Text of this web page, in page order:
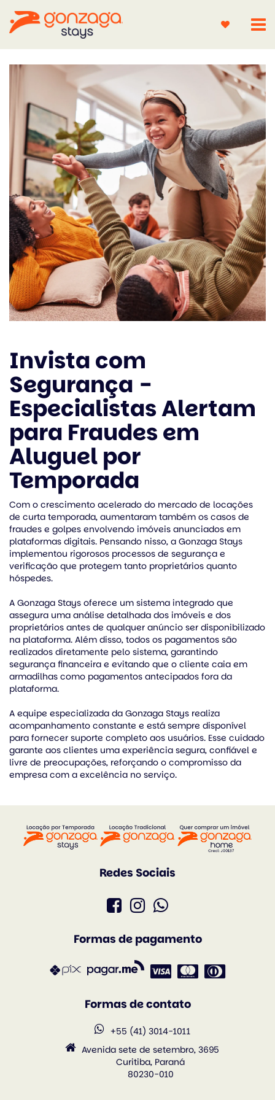
Invista com
Segurança -
Especialistas Alertam
para Fraudes em
Aluguel por
Temporada
Com o crescimento acelerado do mercado de locações
de curta temporada, aumentaram também os casos de
fraudes e golpes envolvendo imóveis anunciados em
plataformas digitais. Pensando nisso, a Gonzaga Stays
implementou rigorosos processos de segurança e
verificação que protegem tanto proprietários quanto
hóspedes.
A Gonzaga Stays oferece um sistema integrado que
assegura uma análise detalhada dos imóveis e dos
proprietários antes de qualquer anúncio ser disponibilizado
na plataforma. Além disso, todos os pagamentos são
realizados diretamente pelo sistema, garantindo
segurança financeira e evitando que o cliente caia em
armadilhas como pagamentos antecipados fora da
plataforma.
A equipe especializada da Gonzaga Stays realiza
acompanhamento constante e está sempre disponível
para fornecer suporte completo aos usuários. Esse cuidado
garante aos clientes uma experiência segura, confiável e
livre de preocupações, reforçando o compromisso da
empresa com a excelência no serviço.
Redes Sociais
Formas de pagamento
Formas de contato
+55 (41) 3014-1011
Avenida sete de setembro, 3695
Curitiba, Paraná
80230-010